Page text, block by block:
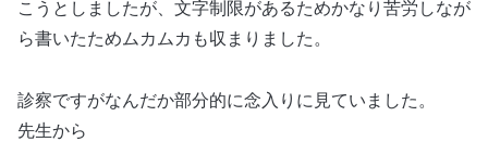
こうとしましたが、文字制限があるためかなり苦労しなが
ら書いたためムカムカも収まりました。
診察ですがなんだか部分的に念入りに見ていました。
先生から